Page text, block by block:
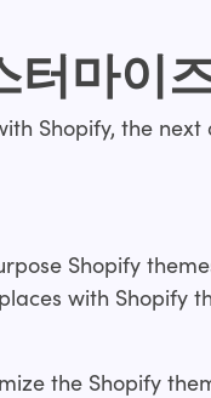
터마이
Shopify, the next
Shopify
with Shopify
the Shopify